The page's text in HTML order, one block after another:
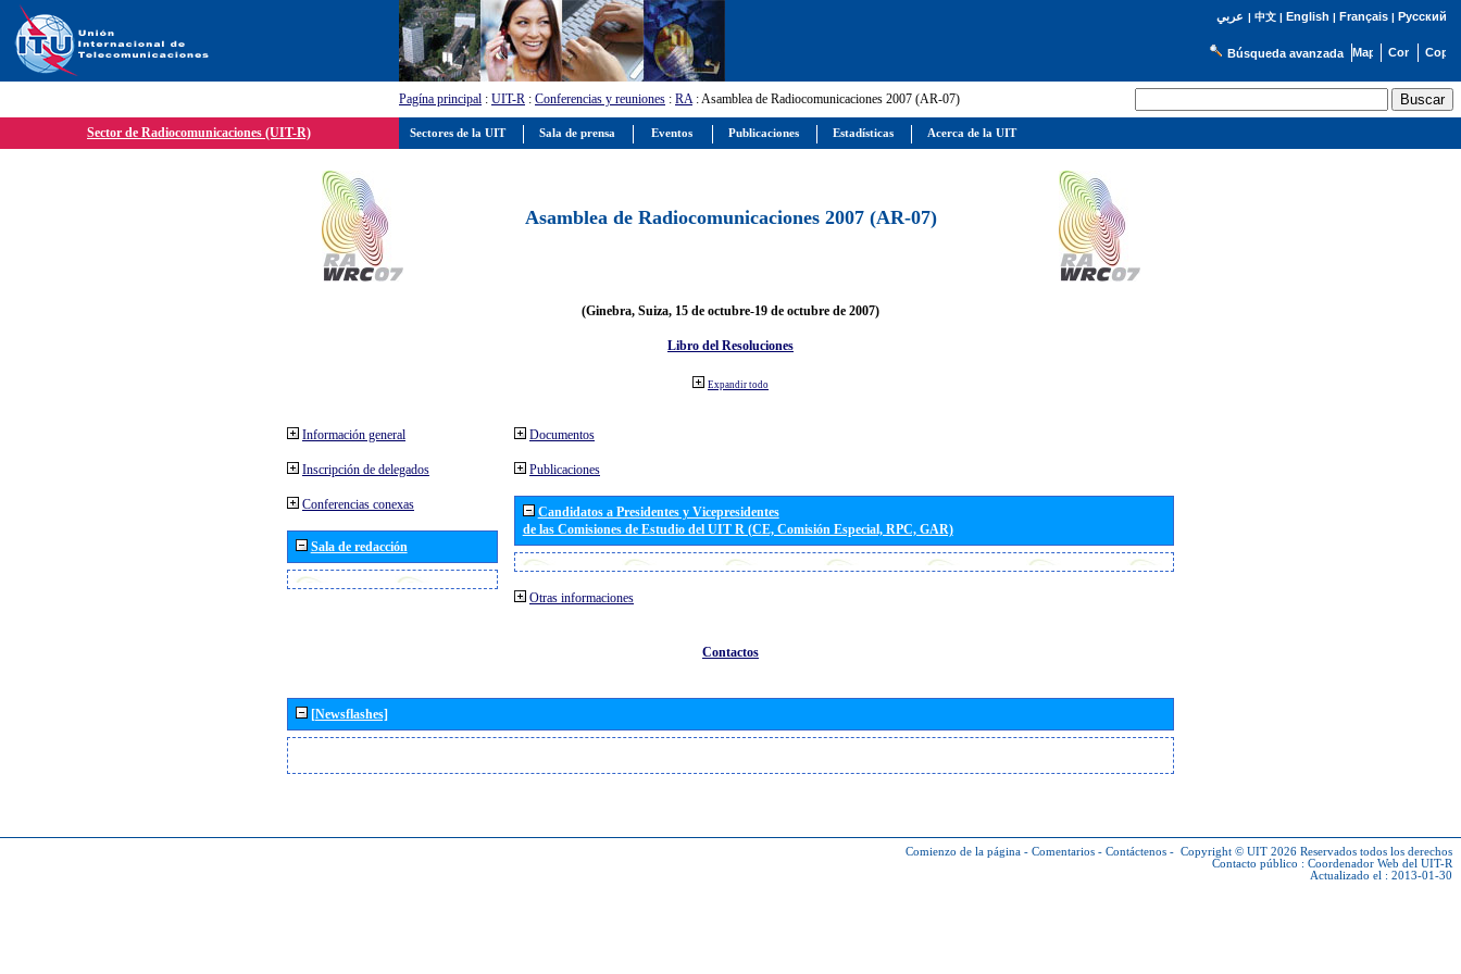
عربي | 中文| English | Français| Русский
Búsqueda avanzada
Pagína principal : UIT-R : Conferencias y reuniones : RA: Asamblea de Radiocomunicaciones 2007 (AR-07)
Sector de Radiocomunicaciones (UIT-R)
Asamblea de Radiocomunicaciones 2007 (AR-07)
(Ginebra, Suiza, 15 de octubre-19 de octubre de 2007)
Libro del Resoluciones
Expandir todo
Información general
Inscripción de delegados
Conferencias conexas
Sala de redacción
Documentos
Publicaciones
Candidatos a Presidentes y Vicepresidentes
de las Comisiones de Estudio del UIT R (CE, Comisión Especial, RPC, GAR)
Otras informaciones
Contactos
[Newsflashes]
Comienzo de la página - Comentarios - Contáctenos - Copyright © UIT 2026 Reservados todos los derechos
Contacto público : Coordenador Web del UIT-R
Actualizado el : 2013-01-30
Sectores de la UIT Sala de prensa Eventos Publicaciones Estadísticas Acerca de la UIT